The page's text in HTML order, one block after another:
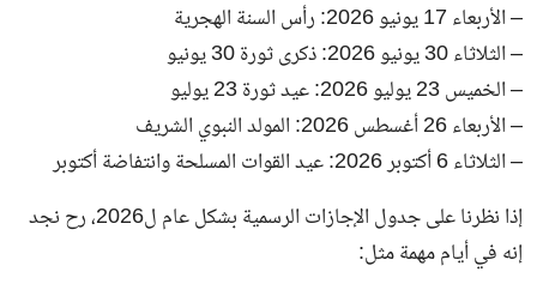
– الأربعاء 17 يونيو 2026: رأس السنة الهجرية
– الثلاثاء 30 يونيو 2026: ذكرى ثورة 30 يونيو
– الخميس 23 يوليو 2026: عيد ثورة 23 يوليو
– الأربعاء 26 أغسطس 2026: المولد النبوي الشريف
– الثلاثاء 6 أكتوبر 2026: عيد القوات المسلحة وانتفاضة أكتوبر
إذا نظرنا على جدول الإجازات الرسمية بشكل عام ل2026، رح نجد
إنه في أيام مهمة مثل: